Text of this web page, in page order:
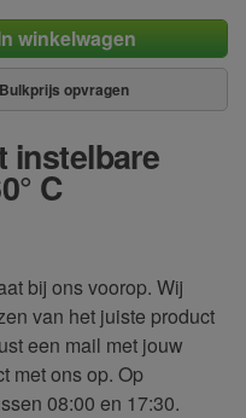
winkelwagen
Bulkprijs opvragen
instelbare
C
bij ons voorop. Wij
van het juiste product
een mail met jouw
met ons op. Op
08:00 en 17:30.